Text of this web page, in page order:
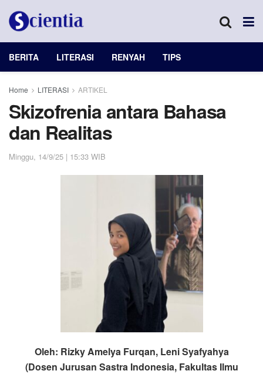
BERITA LITERASI RENYAH TIPS
Home LITERASI ARTIKEL
Skizofrenia antara Bahasa
dan Realitas
Minggu, 14/9/25 | 15:33 WIB
Oleh: Rizky Amelya Furqan, Leni Syafyahya
(Dosen Jurusan Sastra Indonesia, Fakultas Ilmu